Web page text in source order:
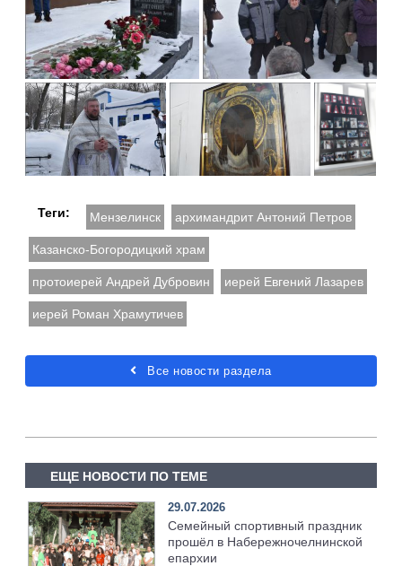
Теги: Мензелинск архимандрит Антоний Петров
Казанско-Богородицкий храм
протоиерей Андрей Дубровин иерей Евгений Лазарев
иерей Роман Храмутичев
Все новости раздела
ЕЩЕ НОВОСТИ ПО ТЕМЕ
29.07.2026
Семейный спортивный праздник
прошёл в Набережночелнинской
епархии